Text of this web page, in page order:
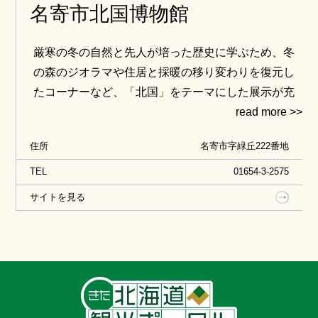
名寄市北国博物館
厳寒の冬の自然と先人が培った歴史に学ぶため、冬
の森のジオラマや住居と採暖の移り変わりを復元し
たコーナーなど、「北国」をテーマにした展示が充
実。先史時代、アイヌ文化、暖房・防寒・除雪具、
されています。
住所 名寄市字緑丘222番地
TEL 01654-3-2575
サイトを見る